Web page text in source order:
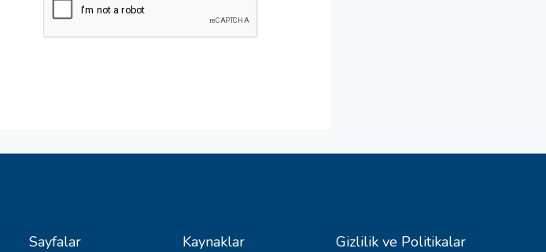
Sayfalar Kaynaklar Gizlilik ve Politikalar